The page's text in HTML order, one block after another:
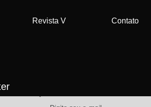
Revista V Contato